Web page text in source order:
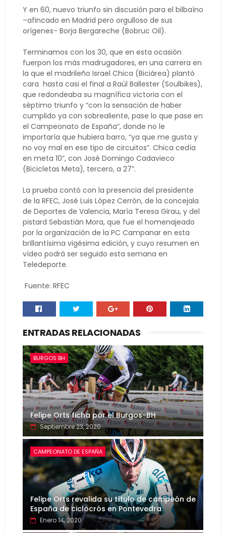
Y en 60, nuevo triunfo sin discusión para el bilbaíno
–afincado en Madrid pero orgulloso de sus
orígenes- Borja Bergareche (Bobruc Oil).
Terminamos con los 30, que en esta ocasión
fuerpon los más madrugadores, en una carrera en
la que el madrileño Israel Chica (Biciárea) plantó
cara hasta casi el final a Raúl Ballester (Soulbikes),
que redondeaba su magnífica victoria con el
séptimo triunfo y “con la sensación de haber
cumplido ya con sobrealiente, pase lo que pase en
el Campeonato de España”, donde no le
importaría que hubiera barro, “ya que me gusta y
no voy mal en ese tipo de circuitos”. Chica cedía
en meta 10”, con José Domingo Cadavieco
(Bicicletas Meta), tercero, a 27”.
La prueba contó con la presencia del presidente
de la RFEC, José Luis López Cerrón, de la concejala
de Deportes de Valencia, María Teresa Girau, y del
pistard Sebastián Mora, que fue el homenajeado
por la organización de la PC Campanar en esta
brillantísima vigésima edición, y cuyo resumen en
vídeo podrá ser seguido esta semana en
Teledeporte.
Fuente: RFEC
ENTRADAS RELACIONADAS
BURGOS BH
Felipe Orts ficha por el Burgos-BH
Septiembre 23, 2020
CAMPEONATO DE ESPAÑA
Felipe Orts revalida su título de campeón de
España de ciclocrós en Pontevedra
Enero 14, 2020